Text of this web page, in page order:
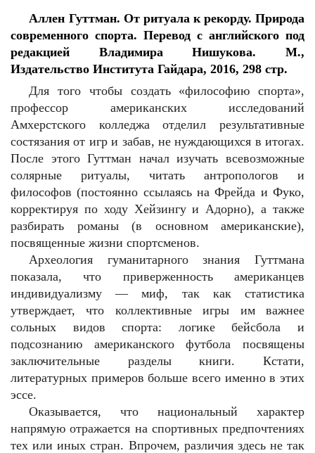
Аллен Гуттман. От ритуала к рекорду. Природа
современного спорта. Перевод с английского под
редакцией Владимира Нишукова. М.,
Издательство Института Гайдара, 2016, 298 стр.
Для того чтобы создать «философию спорта»,
профессор американских исследований
Амхерстского колледжа отделил результативные
состязания от игр и забав, не нуждающихся в итогах.
После этого Гуттман начал изучать всевозможные
солярные ритуалы, читать антропологов и
философов (постоянно ссылаясь на Фрейда и Фуко,
корректируя по ходу Хейзингу и Адорно), а также
разбирать романы (в основном американские),
посвященные жизни спортсменов.
Археология гуманитарного знания Гуттмана
показала, что приверженность американцев
индивидуализму — миф, так как статистика
утверждает, что коллективные игры им важнее
сольных видов спорта: логике бейсбола и
подсознанию американского футбола посвящены
заключительные разделы книги. Кстати,
литературных примеров больше всего именно в этих
эссе.
Оказывается, что национальный характер
напрямую отражается на спортивных предпочтениях
тех или иных стран. Впрочем, различия здесь не так